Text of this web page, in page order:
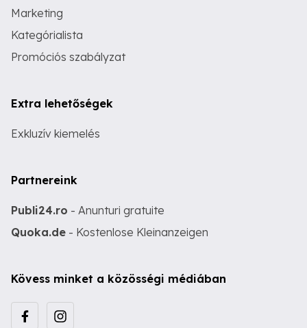
Marketing
Kategórialista
Promóciós szabályzat
Extra lehetőségek
Exkluzív kiemelés
Partnereink
Publi24.ro - Anunturi gratuite
Quoka.de - Kostenlose Kleinanzeigen
Kövess minket a közösségi médiában